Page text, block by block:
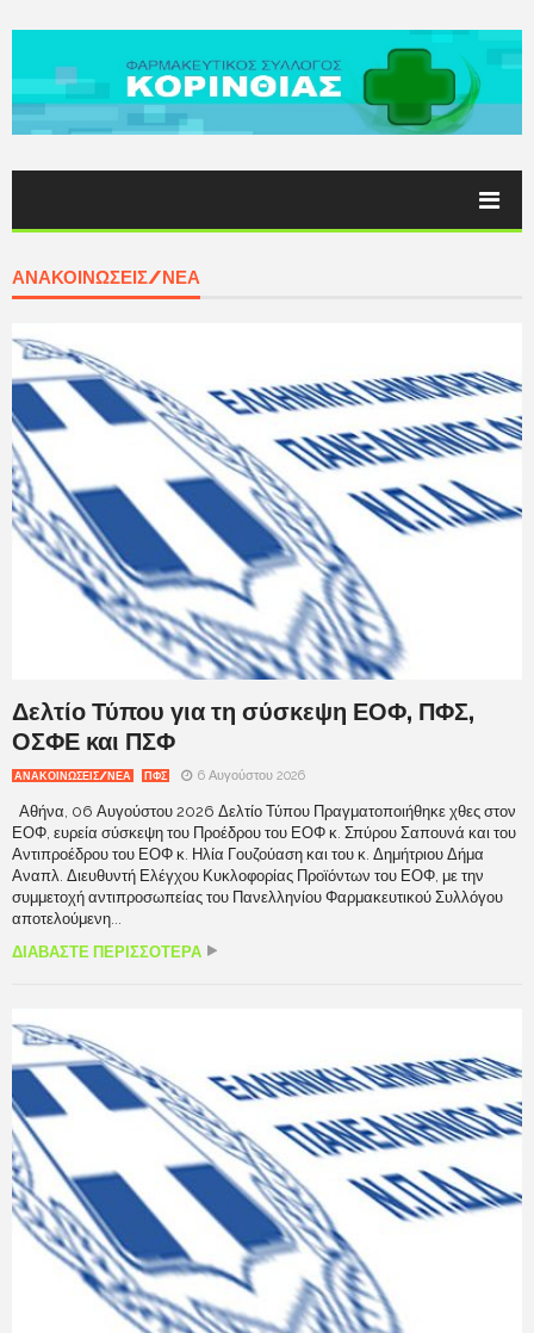
ΑΝΑΚΟΙΝΩΣΕΙΣ/ΝΕΑ
Δελτίο Τύπου για τη σύσκεψη ΕΟΦ, ΠΦΣ,
ΟΣΦΕ και ΠΣΦ
ΑΝΑΚΟΙΝΩΣΕΙΣ/ΝΕΑ ΠΦΣ 6 Αυγούστου 2026
Αθήνα, 06 Αυγούστου 2026 Δελτίο Τύπου Πραγματοποιήθηκε χθες στον
ΕΟΦ, ευρεία σύσκεψη του Προέδρου του ΕΟΦ κ. Σπύρου Σαπουνά και του
Αντιπροέδρου του ΕΟΦ κ. Ηλία Γουζούαση και του κ. Δημήτριου Δήμα
Αναπλ. Διευθυντή Ελέγχου Κυκλοφορίας Προϊόντων του ΕΟΦ, με την
συμμετοχή αντιπροσωπείας του Πανελληνίου Φαρμακευτικού Συλλόγου
αποτελούμενη...
ΔΙΑΒΑΣΤΕ ΠΕΡΙΣΣΟΤΕΡΑ